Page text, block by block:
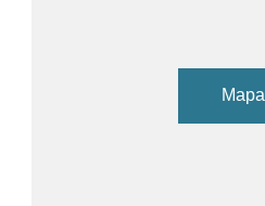
Mapa